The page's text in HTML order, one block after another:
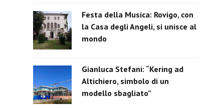
Festa della Musica: Rovigo, con
la Casa degli Angeli, si unisce al
mondo
Gianluca Stefani: “Kering ad
Altichiero, simbolo di un
modello sbagliato”